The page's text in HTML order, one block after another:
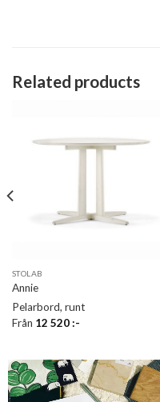
Related products
STOLAB
Annie
Pelarbord, runt
Från 12 520:-